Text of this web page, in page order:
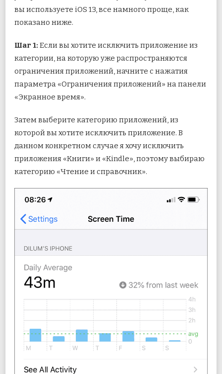
вы используете iOS 13, все намного проще, как
показано ниже.
Шаг 1: Если вы хотите исключить приложение из
категории, на которую уже распространяются
ограничения приложений, начните с нажатия
параметра «Ограничения приложений» на панели
«Экранное время».
Затем выберите категорию приложений, из
которой вы хотите исключить приложение. В
данном конкретном случае я хочу исключить
приложения «Книги» и «Kindle», поэтому выбираю
категорию «Чтение и справочник».